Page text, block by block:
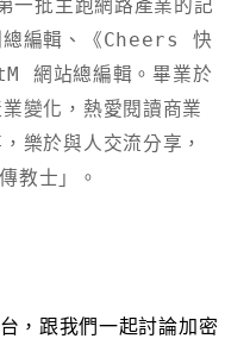
批主跑網路產業的記
總編輯、《Cheers 快
網站總編輯。畢業於
變化，熱愛閱讀商業
樂於與人交流分享，
士」。
，跟我們一起討論加密